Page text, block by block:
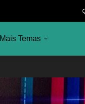
Mais Temas